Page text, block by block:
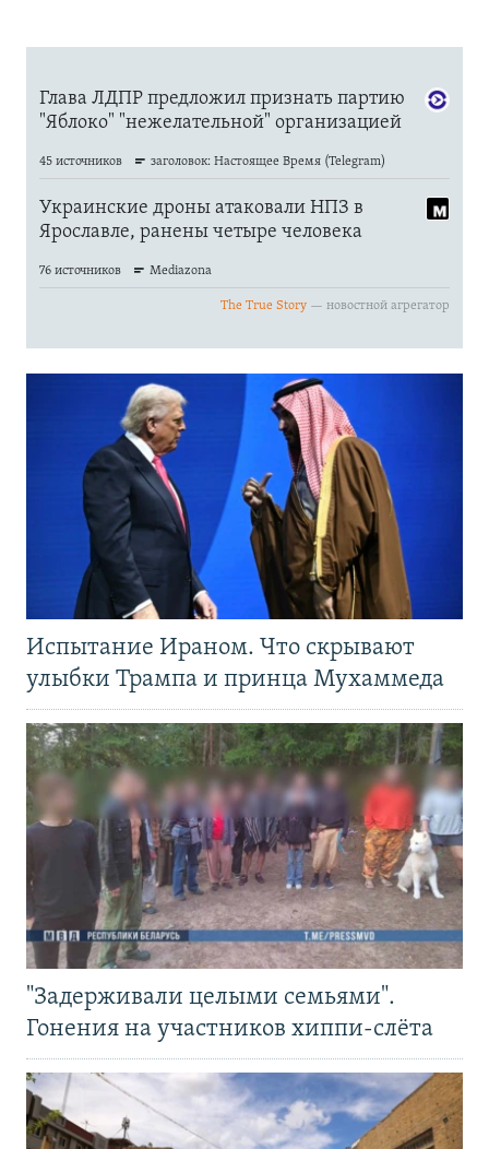
Испытание Ираном. Что скрывают
улыбки Трампа и принца Мухаммеда
"Задерживали целыми семьями".
Гонения на участников хиппи-слёта